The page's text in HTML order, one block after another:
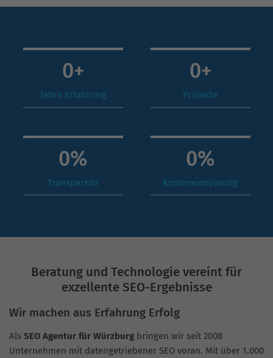
0+
Jahre Erfahrung
0+
Projekte
0%
Transparenz
0%
Kosteneinsparung
Beratung und Technologie vereint für
exzellente SEO-Ergebnisse
Wir machen aus Erfahrung Erfolg
Als SEO Agentur für Würzburg bringen wir seit 2008
Unternehmen mit datengetriebener SEO voran. Mit über 1.000